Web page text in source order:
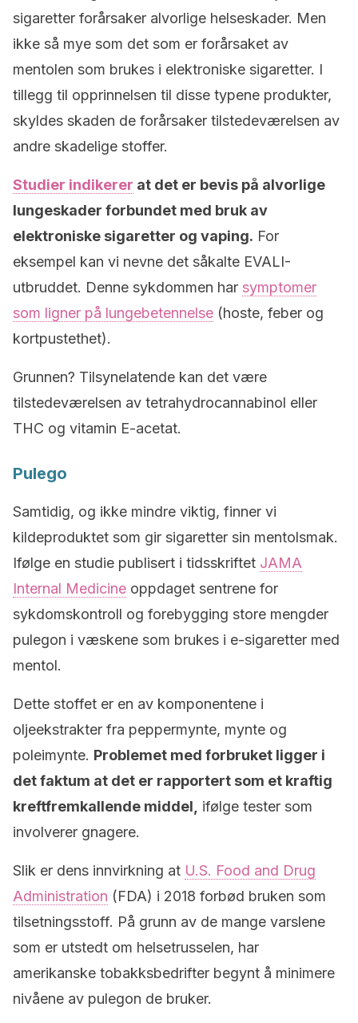
sigaretter forårsaker alvorlige helseskader. Men
ikke så mye som det som er forårsaket av
mentolen som brukes i elektroniske sigaretter. I
tillegg til opprinnelsen til disse typene produkter,
skyldes skaden de forårsaker tilstedeværelsen av
andre skadelige stoffer.
Studier indikerer at det er bevis på alvorlige
lungeskader forbundet med bruk av
elektroniske sigaretter og vaping. For
eksempel kan vi nevne det såkalte EVALI-
utbruddet. Denne sykdommen har symptomer
som ligner på lungebetennelse (hoste, feber og
kortpustethet).
Grunnen? Tilsynelatende kan det være
tilstedeværelsen av tetrahydrocannabinol eller
THC og vitamin E-acetat.
Pulego
Samtidig, og ikke mindre viktig, finner vi
kildeproduktet som gir sigaretter sin mentolsmak.
Ifølge en studie publisert i tidsskriftet JAMA
Internal Medicine oppdaget sentrene for
sykdomskontroll og forebygging store mengder
pulegon i væskene som brukes i e-sigaretter med
mentol.
Dette stoffet er en av komponentene i
oljeekstrakter fra peppermynte, mynte og
poleimynte. Problemet med forbruket ligger i
det faktum at det er rapportert som et kraftig
kreftfremkallende middel,
ifølge tester som
involverer gnagere.
Slik er dens innvirkning at U.S. Food and Drug
Administration (FDA) i 2018 forbød bruken som
tilsetningsstoff. På grunn av de mange varslene
som er utstedt om helsetrusselen, har
amerikanske tobakksbedrifter begynt å minimere
nivåene av pulegon de bruker.